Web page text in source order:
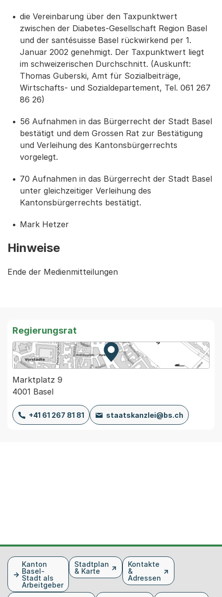
die Vereinbarung über den Taxpunktwert
zwischen der Diabetes-Gesellschaft Region Basel
und der santésuisse Basel rückwirkend per 1.
Januar 2002 genehmigt. Der Taxpunktwert liegt
im schweizerischen Durchschnitt. (Auskunft:
Thomas Guberski, Amt für Sozialbeiträge,
Wirtschafts- und Sozialdepartement, Tel. 061 267
86 26)
56 Aufnahmen in das Bürgerrecht der Stadt Basel
bestätigt und dem Grossen Rat zur Bestätigung
und Verleihung des Kantonsbürgerrechts
vorgelegt.
70 Aufnahmen in das Bürgerrecht der Stadt Basel
unter gleichzeitiger Verleihung des
Kantonsbürgerrechts bestätigt.
Mark Hetzer
Hinweise
Ende der Medienmitteilungen
Regierungsrat
Zur Karte von MapBS.
Externer Link, wird in einem
Marktplatz 9
4001 Basel
+41 61 267 81 81 staatskanzlei@bs.ch
FusszeileKanton
Basel-
Stadt als
Arbeitgeber
Stadtplan
& Karte
Kontakte
&
Adressen